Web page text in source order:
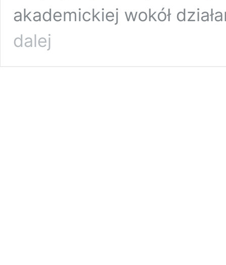
akademickiej wokół
dalej
rzecz